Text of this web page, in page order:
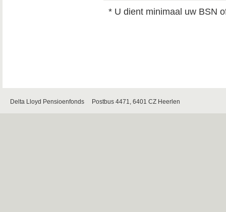
* U dient minimaal uw BSN
Delta Lloyd Pensioenfonds Postbus 4471, 6401 CZ Heerlen